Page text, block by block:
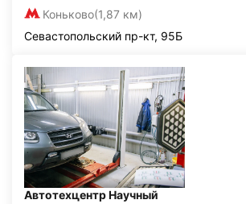
Коньково(1,87 км)
Севастопольский пр-кт, 95Б
Автотехцентр Научный